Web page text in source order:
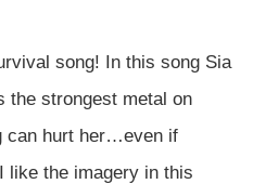
song! In this song Sia
the strongest metal on
can hurt her…even if
like the imagery in this